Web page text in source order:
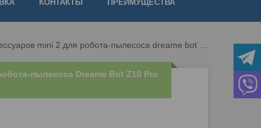
КОНТАКТЫ ПРЕИМУЩЕСТВА
Набор аксессуаров mini 2 для робота-пылесоса dreame bot z10 pro 558889
пылесоса Dreame Bot Z10 Pro